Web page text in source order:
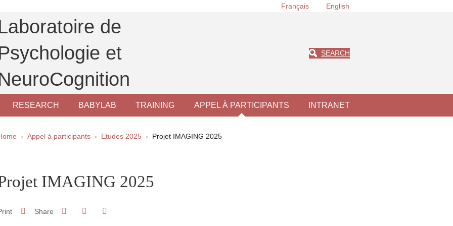
Français English
de
et
SEARCH
RESEARCH BABYLAB TRAINING APPEL À PARTICIPANTS INTRANET
Appel à participants Etudes 2025 Projet IMAGING 2025
Sidebar
IMAGING 2025
Share Share on Facebook
Share on LinkedIn